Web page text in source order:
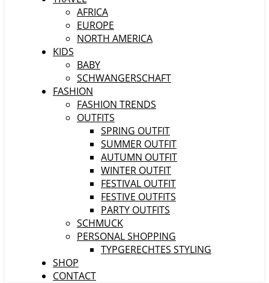
AFRICA
EUROPE
NORTH AMERICA
KIDS
BABY
SCHWANGERSCHAFT
FASHION
FASHION TRENDS
OUTFITS
SPRING OUTFIT
SUMMER OUTFIT
AUTUMN OUTFIT
WINTER OUTFIT
FESTIVAL OUTFIT
FESTIVE OUTFITS
PARTY OUTFITS
SCHMUCK
PERSONAL SHOPPING
TYPGERECHTES STYLING
SHOP
CONTACT